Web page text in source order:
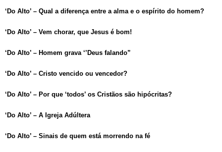
‘Do Alto’ – Qual a diferença entre a alma e o espírito do homem?
‘Do Alto’ – Vem chorar, que Jesus é bom!
‘Do Alto’ – Homem grava ‘’Deus falando”
‘Do Alto’ – Cristo vencido ou vencedor?
‘Do Alto’ – Por que ‘todos’ os Cristãos são hipócritas?
‘Do Alto’ – A Igreja Adúltera
‘Do Alto’ – Sinais de quem está morrendo na fé